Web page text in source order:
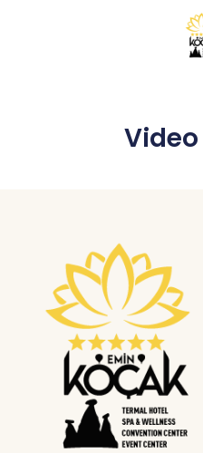
Anasayfa
Odalar
Düğün &